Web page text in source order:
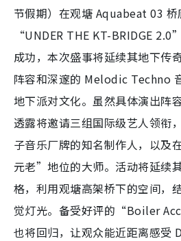
节假期）在观塘 Aquabeat 03 桥
“UNDER THE KT-BRIDGE
成功，本次盛事将延续其地下传
阵容和深邃的 Melodic Techno
地下派对文化。虽然具体演出阵
透露将邀请三组国际级艺人领衔
子音乐厂牌的知名制作人，以及
元老”地位的大师。活动将延续
格，利用观塘高架桥下的空间，
觉灯光。备受好评的“Boiler
也将回归，让观众能近距离感受